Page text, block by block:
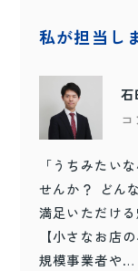
私が担当し
石
「うちみたい
せんか？ どん
満足いただけ
【小さなお店
規模事業者や…